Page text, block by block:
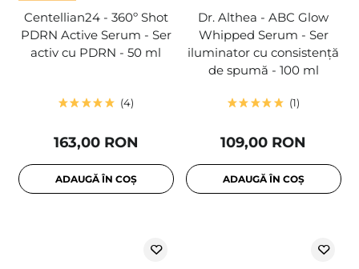
Centellian24 - 360º Shot
PDRN Active Serum - Ser
activ cu PDRN - 50 ml
4
163,00 RON
ADAUGĂ ÎN COȘ
Dr. Althea - ABC Glow
Whipped Serum - Ser
iluminator cu consistență
de spumă - 100 ml
1
109,00 RON
ADAUGĂ ÎN COȘ